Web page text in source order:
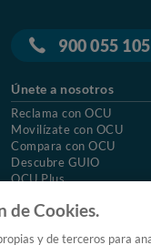
900 055 105
Únete a nosotros
Reclama con OCU
Movilízate con OCU
Compara con OCU
Descubre GUIO
OCU Plus
Aviso Legal
Política de
de Cookies.
y de terceros para